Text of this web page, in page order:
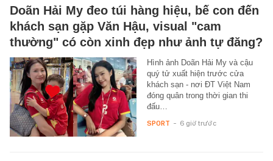
Doãn Hải My đeo túi hàng hiệu, bế con đến
khách sạn gặp Văn Hậu, visual "cam
thường" có còn xinh đẹp như ảnh tự đăng?
Hình ảnh Doãn Hải My và cậu
quý tử xuất hiện trước cửa
khách sạn - nơi ĐT Việt Nam
đóng quân trong thời gian thi
đấu…
SPORT - 6 giờ trước